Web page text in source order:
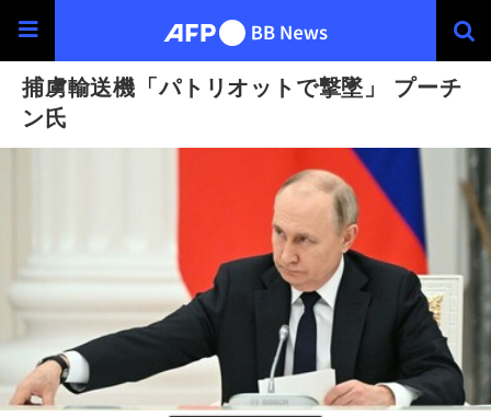
捕虜輸送機「パトリオットで撃墜」 プーチ
ン氏